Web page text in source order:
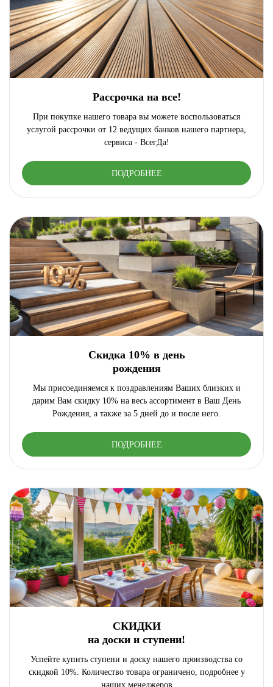
Рассрочка на все!
При покупке нашего товара вы можете воспользоваться
услугой рассрочки от 12 ведущих банков нашего партнера,
сервиса - ВсегДа!
ПОДРОБНЕЕ
Скидка 10% в день
рождения
Мы присоединяемся к поздравлениям Ваших близких и
дарим Вам скидку 10% на весь ассортимент в Ваш День
Рождения, а также за 5 дней до и после него.
ПОДРОБНЕЕ
СКИДКИ
на доски и ступени!
Успейте купить ступени и доску нашего производства со
скидкой 10%. Количество товара ограничено, подробнее у
наших менеджеров